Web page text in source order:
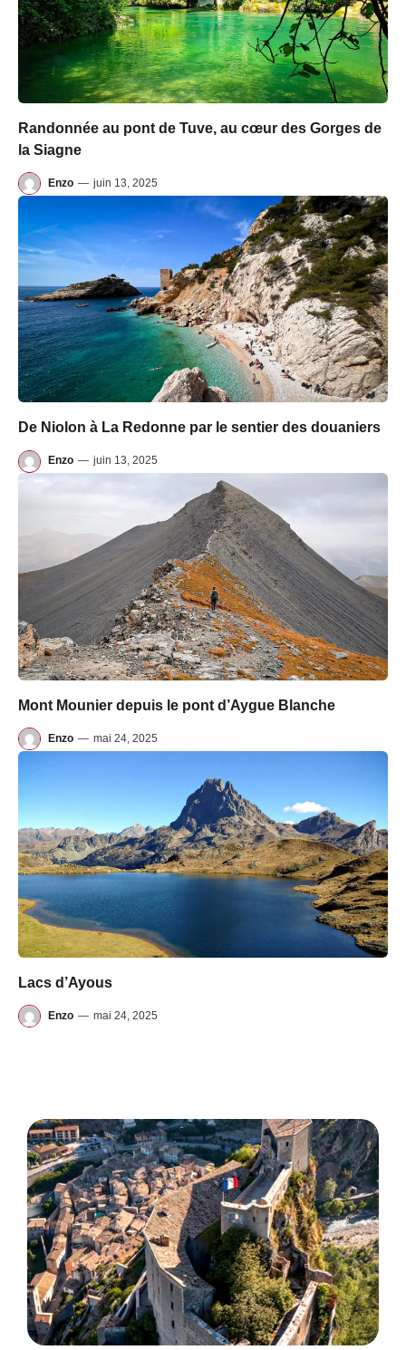
Randonnée au pont de Tuve, au cœur des Gorges de
la Siagne
Enzo — juin 13, 2025
De Niolon à La Redonne par le sentier des douaniers
Enzo — juin 13, 2025
Mont Mounier depuis le pont d’Aygue Blanche
Enzo — mai 24, 2025
Lacs d’Ayous
Enzo — mai 24, 2025